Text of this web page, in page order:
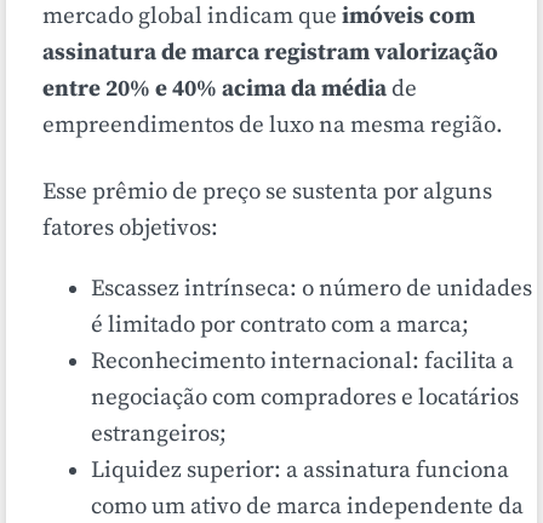
mercado global indicam que imóveis com
assinatura de marca registram valorização
entre 20% e 40% acima da média de
empreendimentos de luxo na mesma região.
Esse prêmio de preço se sustenta por alguns
fatores objetivos:
Escassez intrínseca: o número de unidades
é limitado por contrato com a marca;
Reconhecimento internacional: facilita a
negociação com compradores e locatários
estrangeiros;
Liquidez superior: a assinatura funciona
como um ativo de marca independente da